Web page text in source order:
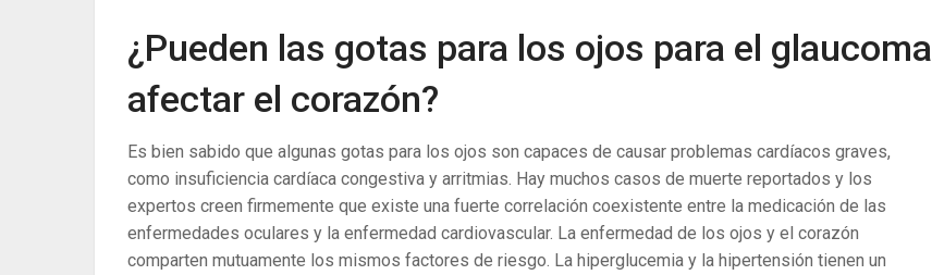
¿Pueden las gotas para los ojos para el glaucoma
afectar el corazón?
Es bien sabido que algunas gotas para los ojos son capaces de causar problemas cardíacos graves,
como insuficiencia cardíaca congestiva y arritmias. Hay muchos casos de muerte reportados y los
expertos creen firmemente que existe una fuerte correlación coexistente entre la medicación de las
enfermedades oculares y la enfermedad cardiovascular. La enfermedad de los ojos y el corazón
comparten mutuamente los mismos factores de riesgo. La hiperglucemia y la hipertensión tienen un